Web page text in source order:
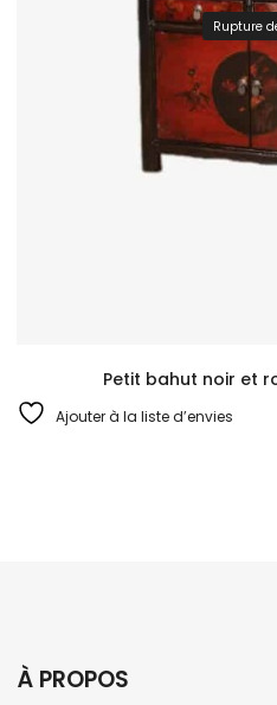
Rupture
Petit bahut noir et
Ajouter à la liste d’envies
À PROPOS